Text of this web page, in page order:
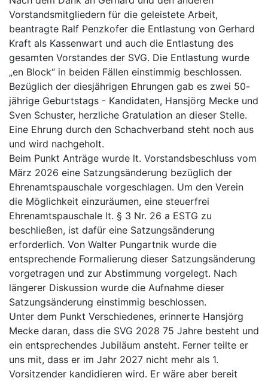
Vorstandsmitgliedern für die geleistete Arbeit,
beantragte Ralf Penzkofer die Entlastung von Gerhard
Kraft als Kassenwart und auch die Entlastung des
gesamten Vorstandes der SVG. Die Entlastung wurde
„en Block“ in beiden Fällen einstimmig beschlossen.
Bezüglich der diesjährigen Ehrungen gab es zwei 50-
jährige Geburtstags - Kandidaten, Hansjörg Mecke und
Sven Schuster, herzliche Gratulation an dieser Stelle.
Eine Ehrung durch den Schachverband steht noch aus
und wird nachgeholt.
Beim Punkt Anträge wurde lt. Vorstandsbeschluss vom
März 2026 eine Satzungsänderung bezüglich der
Ehrenamtspauschale vorgeschlagen. Um den Verein
die Möglichkeit einzuräumen, eine steuerfrei
Ehrenamtspauschale lt. § 3 Nr. 26 a ESTG zu
beschließen, ist dafür eine Satzungsänderung
erforderlich. Von Walter Pungartnik wurde die
entsprechende Formalierung dieser Satzungsänderung
vorgetragen und zur Abstimmung vorgelegt. Nach
längerer Diskussion wurde die Aufnahme dieser
Satzungsänderung einstimmig beschlossen.
Unter dem Punkt Verschiedenes, erinnerte Hansjörg
Mecke daran, dass die SVG 2028 75 Jahre besteht und
ein entsprechendes Jubiläum ansteht. Ferner teilte er
uns mit, dass er im Jahr 2027 nicht mehr als 1.
Vorsitzender kandidieren wird. Er wäre aber bereit